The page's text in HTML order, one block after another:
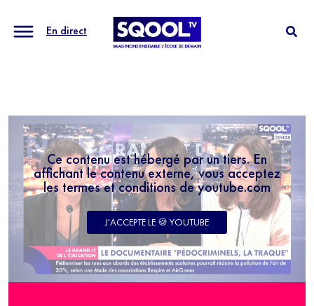
En direct
Ce contenu est hébergé par un tiers. En
affichant le contenu externe, vous acceptez
les termes et conditions de youtube.com
J'ACCEPTE LE 🍪 YOUTUBE